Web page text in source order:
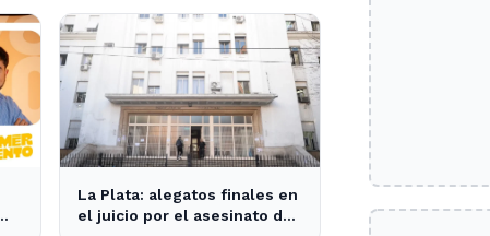
La Plata: alegatos finales en
el juicio por el asesinato de